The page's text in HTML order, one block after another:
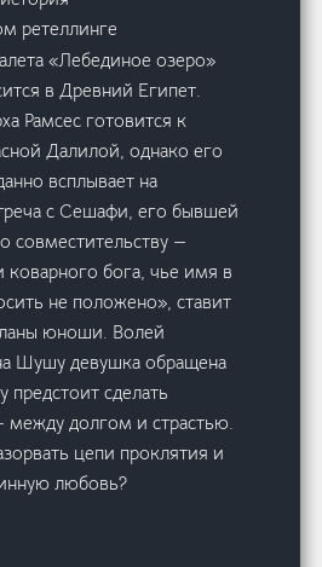
ретеллинге
«Лебединое озеро»
в Древний Египет.
Рамсес готовится к
Далилой, однако его
всплывает на
с Сешафи, его бывшей
совместительству —
бога, чье имя в
не положено», ставит
юноши. Волей
Шушу девушка обращена
предстоит сделать
между долгом и страстью.
цепи проклятия и
любовь?